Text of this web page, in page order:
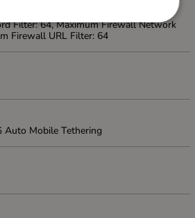
Filter: 64, Maximum Firewall Network
Firewall URL Filter: 64
Auto Mobile Tethering